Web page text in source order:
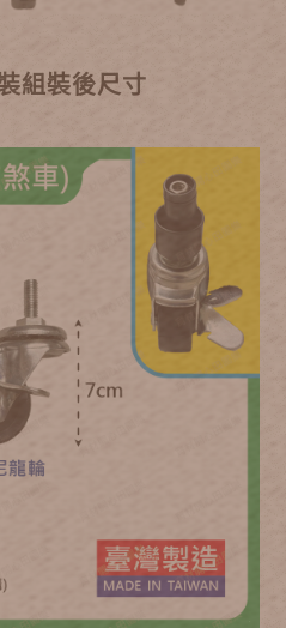
組裝後尺寸